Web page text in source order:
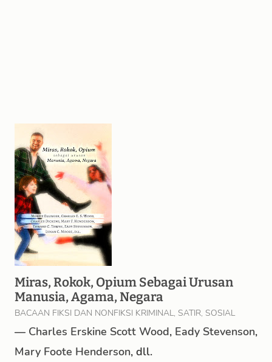
Miras, Rokok, Opium Sebagai Urusan
Manusia, Agama, Negara
BACAAN FIKSI DAN NONFIKSI KRIMINAL, SATIR, SOSIAL
— Charles Erskine Scott Wood, Eady Stevenson,
Mary Foote Henderson, dll.